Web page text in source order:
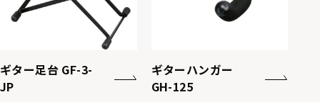
ギター足台 GF-3-
JP
ギターハンガー
GH-125